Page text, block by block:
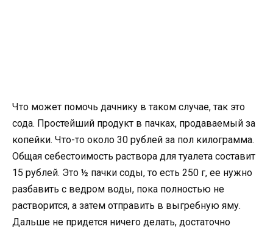
Что может помочь дачнику в таком случае, так это
сода. Простейший продукт в пачках, продаваемый за
копейки. Что-то около 30 рублей за пол килограмма.
Общая себестоимость раствора для туалета составит
15 рублей. Это ½ пачки соды, то есть 250 г, ее нужно
разбавить с ведром воды, пока полностью не
растворится, а затем отправить в выгребную яму.
Дальше не придется ничего делать, достаточно